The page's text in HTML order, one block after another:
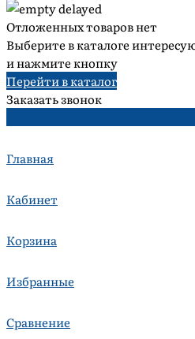
Отложенных товаров нет
Выберите в каталоге
и нажмите кнопку
Перейти в каталог
Заказать звонок
Главная
Кабинет
Корзина
Избранные
Сравнение